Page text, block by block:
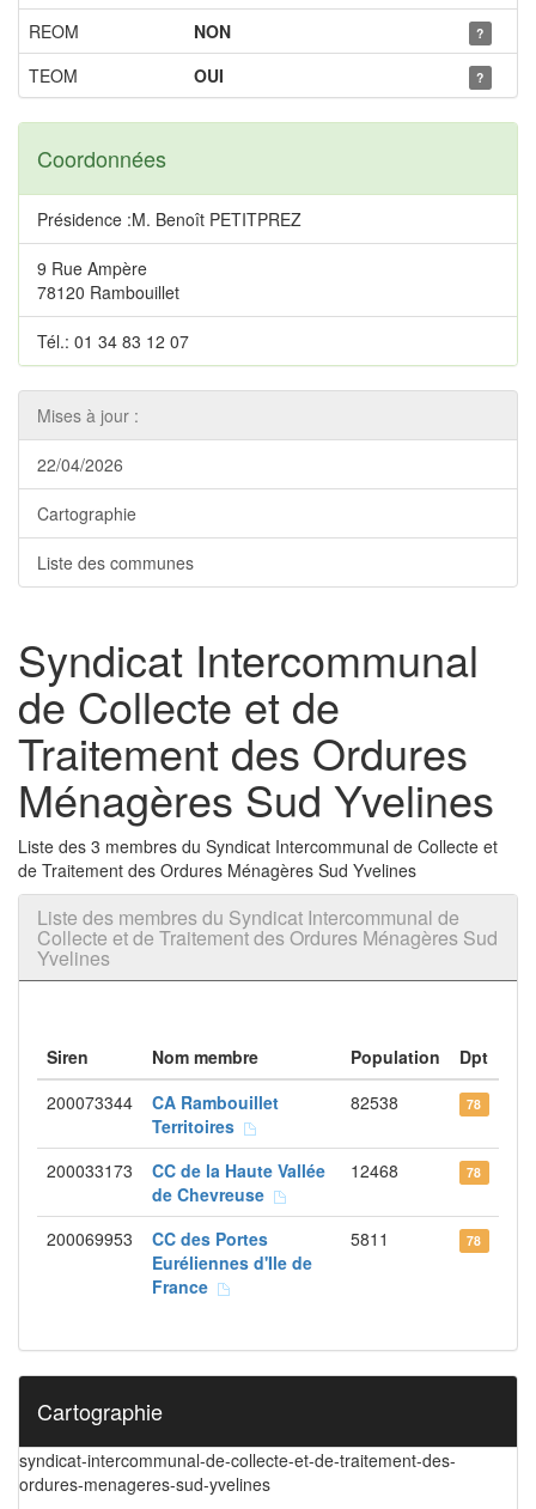
REOM
NON ?
TEOM OUI ?
Coordonnées
Présidence :M. Benoît PETITPREZ
9 Rue Ampère
78120 Rambouillet
Tél.: 01 34 83 12 07
Mises à jour :
22/04/2026
Cartographie
Liste des communes
Syndicat Intercommunal
de Collecte et de
Traitement des Ordures
Ménagères Sud Yvelines
Liste des 3 membres du Syndicat Intercommunal de Collecte et
de Traitement des Ordures Ménagères Sud Yvelines
Liste des membres du Syndicat Intercommunal de
Collecte et de Traitement des Ordures Ménagères Sud
Yvelines
Siren Nom membre Population
Dpt
200073344
CA Rambouillet
Territoires
82538 78
200033173
CC de la Haute Vallée
de Chevreuse
12468 78
200069953
CC des Portes
Euréliennes d'Ile de
France
5811 78
Cartographie
syndicat-intercommunal-de-collecte-et-de-traitement-des-
ordures-menageres-sud-yvelines